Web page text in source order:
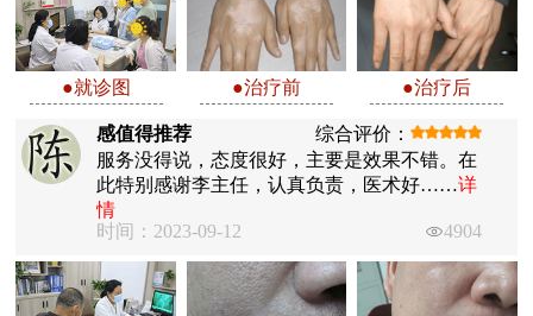
●就诊图 ●治疗前 ●治疗后
感值得推荐
综合评价：
服务没得说，态度很好，主要是效果不错。在
此特别感谢李主任，认真负责，医术好……详
情
时间：2023-09-12
4904